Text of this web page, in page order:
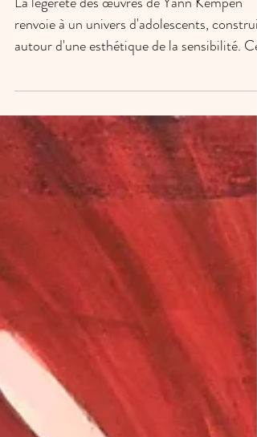
La légèreté des œuvres de Yann Kempen
renvoie à un univers d'adolescents, construit
œuvres...